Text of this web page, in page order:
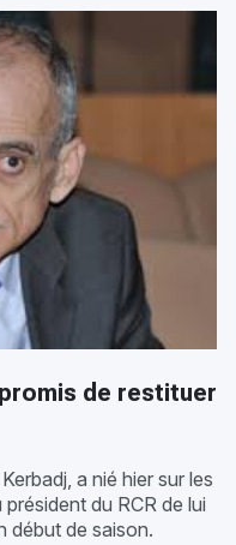
de restituer
a nié hier sur les
du RCR de lui
début de saison.